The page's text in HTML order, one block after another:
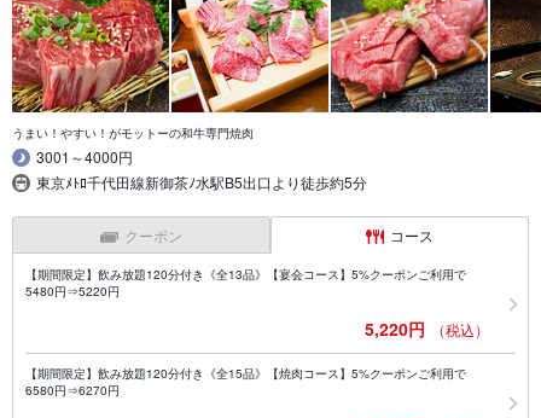
うまい！やすい！がモットーの和牛専門焼肉
3001～4000円
東京ﾒﾄﾛ千代田線新御茶ﾉ水駅B5出口より徒歩約5分
クーポン コース
【期間限定】飲み放題120分付き《全13品》【宴会コース】5%クーポンご利用で
5480円⇒5220円
5,220円 （税込）
【期間限定】飲み放題120分付き《全15品》【焼肉コース】5%クーポンご利用で
6580円⇒6270円